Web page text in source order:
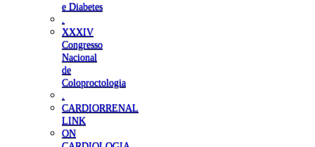
e Diabetes
XXXIV
Congresso
Nacional
de
Coloproctologia
CARDIORRENAL
LINK
ON